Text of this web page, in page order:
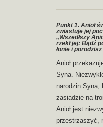
Punkt 1. Anioł
zwiastuje jej
„Wszedłszy
rzekł jej: Bądź
łonie i porodzisz
Anioł
Syna.
narodzin Syna,
zasiądzie na
Anioł jest
przestrzaszyć,